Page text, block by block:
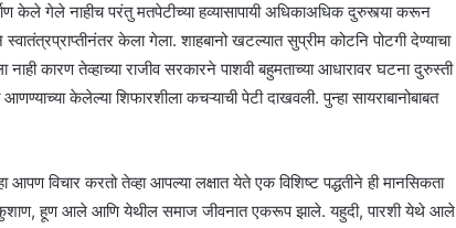
केले गेले नाहीच परंतु मतपेटीच्या हव्यासापायी अधिकाअधिक दुरुस्त्या करून
केला गेला. शाहबानो खटल्यात सुप्रीम कोटनि पोटगी देण्याचा
नाही कारण तेव्हाच्या राजीव सरकारने पाशवी बहुमताच्या आधारावर घटना दुरुस्ती
केलेल्या शिफारशीला कचऱ्याची पेटी दाखवली. पुन्हा सायराबानोबाबत
विचार करतो तेव्हा आपल्या लक्षात येते एक विशिष्ट पद्धतीने ही मानसिकता
हूण आले आणि येथील समाज जीवनात एकरूप झाले. यहुदी, पारशी येथे आले